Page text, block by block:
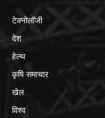
टेक्नोलॉजी
देश
हेल्थ
कृषि समाचार
खेल
विश्व